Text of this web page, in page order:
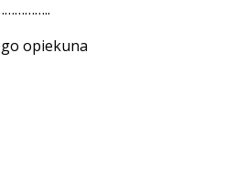
opiekuna